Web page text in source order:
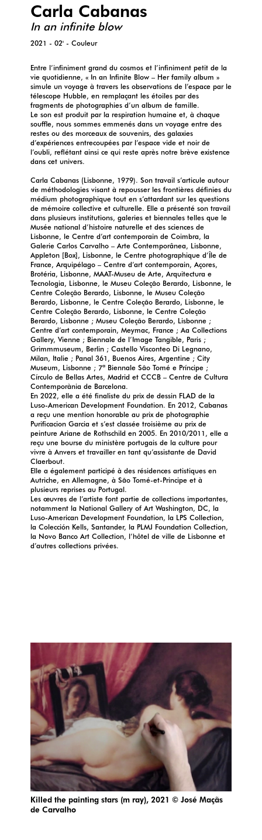
Carla Cabanas
In an infinite blow
2021 - 02' - Couleur
Entre l’infiniment grand du cosmos et l’infiniment petit de la
vie quotidienne, « In an Infinite Blow – Her family album »
simule un voyage à travers les observations de l’espace par le
télescope Hubble, en remplaçant les étoiles par des
fragments de photographies d’un album de famille.
Le son est produit par la respiration humaine et, à chaque
souffle, nous sommes emmenés dans un voyage entre des
restes ou des morceaux de souvenirs, des galaxies
d’expériences entrecoupées par l’espace vide et noir de
l’oubli, reflétant ainsi ce qui reste après notre brève existence
dans cet univers.
Carla Cabanas (Lisbonne, 1979). Son travail s’articule autour
de méthodologies visant à repousser les frontières définies du
médium photographique tout en s’attardant sur les questions
de mémoire collective et culturelle. Elle a présenté son travail
dans plusieurs institutions, galeries et biennales telles que le
Musée national d’histoire naturelle et des sciences de
Lisbonne, le Centre d’art contemporain de Coimbra, la
Galerie Carlos Carvalho – Arte Contemporânea, Lisbonne,
Appleton [Box], Lisbonne, le Centre photographique d’Île de
France, Arquipélago – Centre d’art contemporain, Açores,
Brotéria, Lisbonne, MAAT-Museu de Arte, Arquitectura e
Tecnologia, Lisbonne, le Museu Coleção Berardo, Lisbonne, le
Centre Coleção Berardo, Lisbonne, le Museu Coleção
Berardo, Lisbonne, le Centre Coleção Berardo, Lisbonne, le
Centre Coleção Berardo, Lisbonne, le Centre Coleção
Berardo, Lisbonne ; Museu Coleção Berardo, Lisbonne ;
Centre d’art contemporain, Meymac, France ; Aa Collections
Gallery, Vienne ; Biennale de l’Image Tangible, Paris ;
Grimmmuseum, Berlin ; Castello Visconteo Di Legnano,
Milan, Italie ; Panal 361, Buenos Aires, Argentine ; City
Museum, Lisbonne ; 7ª Biennale São Tomé e Príncipe ;
Círculo de Bellas Artes, Madrid et CCCB – Centre de Cultura
Contemporània de Barcelona.
En 2022, elle a été finaliste du prix de dessin FLAD de la
Luso-American Development Foundation. En 2012, Cabanas
a reçu une mention honorable au prix de photographie
Purificacion Garcia et s’est classée troisième au prix de
peinture Ariane de Rothschild en 2005. En 2010/2011, elle a
reçu une bourse du ministère portugais de la culture pour
vivre à Anvers et travailler en tant qu’assistante de David
Claerbout.
Elle a également participé à des résidences artistiques en
Autriche, en Allemagne, à São Tomé-et-Principe et à
plusieurs reprises au Portugal.
Les œuvres de l’artiste font partie de collections importantes,
notamment la National Gallery of Art Washington, DC, la
Luso-American Development Foundation, la LPS Collection,
la Colección Kells, Santander, la PLMJ Foundation Collection,
la Novo Banco Art Collection, l’hôtel de ville de Lisbonne et
d’autres collections privées.
Killed the painting stars (m ray), 2021 © José Maçãs
de Carvalho